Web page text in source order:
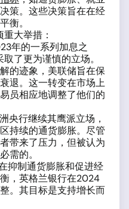
策。这些决策旨在在经
衡。
大举措：
年的一系列加息之
了更为谨慎的立场。
的迹象，美联储旨在保
退。这一转变在市场上
员相应地调整了他们的
央行继续其鹰派立场，
持续的通货膨胀。尽管
带来了压力，但被认为
需的。
抑制通货膨胀和促进经
，英格兰银行在2024
。其目标是支持增长而